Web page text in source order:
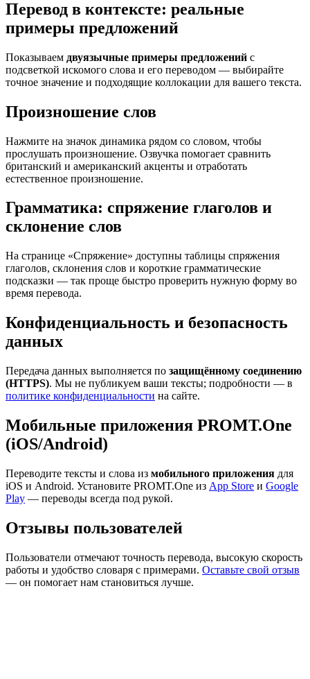
Перевод в контексте: реальные
примеры предложений
Показываем двуязычные примеры предложений с
подсветкой искомого слова и его переводом — выбирайте
точное значение и подходящие коллокации для вашего текста.
Произношение слов
Нажмите на значок динамика рядом со словом, чтобы
прослушать произношение. Озвучка помогает сравнить
британский и американский акценты и отработать
естественное произношение.
Грамматика: спряжение глаголов и
склонение слов
На странице «Спряжение» доступны таблицы спряжения
глаголов, склонения слов и короткие грамматические
подсказки — так проще быстро проверить нужную форму во
время перевода.
Конфиденциальность и безопасность
данных
Передача данных выполняется по защищённому соединению
(HTTPS). Мы не публикуем ваши тексты; подробности — в
политике конфиденциальности на сайте.
Мобильные приложения PROMT.One
(iOS/Android)
Переводите тексты и слова из мобильного приложения для
iOS и Android. Установите PROMT.One из App Store и Google
Play — переводы всегда под рукой.
Отзывы пользователей
Пользователи отмечают точность перевода, высокую скорость
работы и удобство словаря с примерами. Оставьте свой отзыв
— он помогает нам становиться лучше.